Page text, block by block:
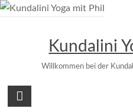
Zum
Kundalini
Willkommen bei der